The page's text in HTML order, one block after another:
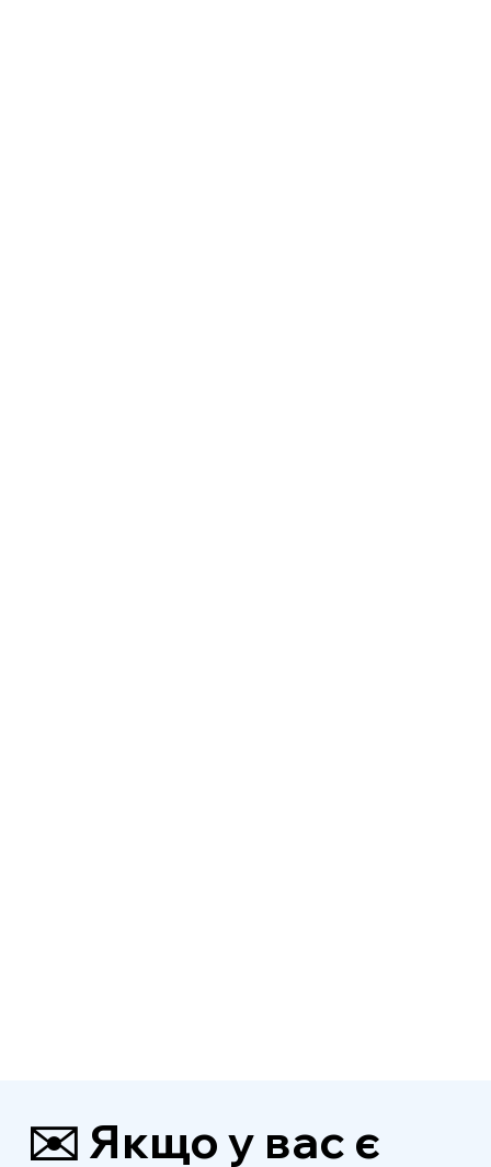
✉️ Якщо у вас є